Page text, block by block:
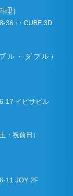
）
36 i・CUBE 3D
ブル・ダブル）
17 イビサビル
・祝前日）
11 JOY 2F